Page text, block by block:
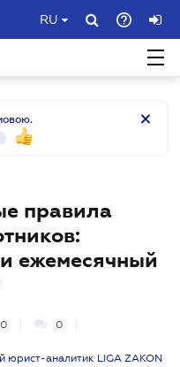
RU
правила
ежемесячный
0
аналитик LIGA ZAKON